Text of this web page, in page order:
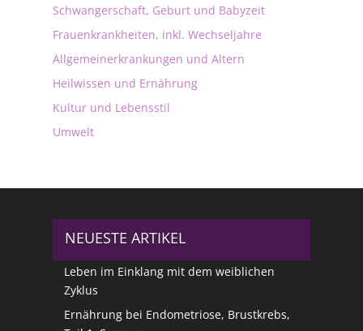
Schwangerschaft, Geburt und Babyzeit
Frauenkrankheiten, inkl. Wechseljahre
Allgemeinerkrankungen und Altern
Heilwissen und Ernährung
Kultur und Lebensstil
Umwelt
NEUESTE ARTIKEL
Leben im Einklang mit dem weiblichen
Zyklus
Ernährung bei Endometriose, Brustkrebs,